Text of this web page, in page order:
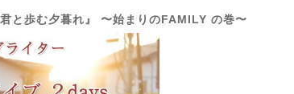
歩む夕暮れ』 〜始まりのFAMILY の巻〜